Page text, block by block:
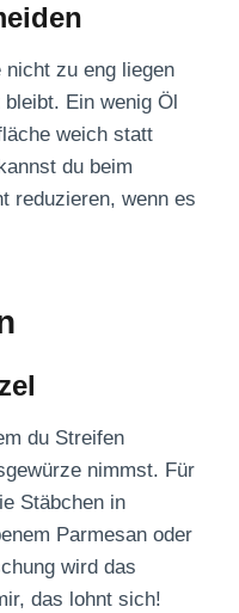
zu eng liegen
Ein wenig Öl
weich statt
du beim
reduzieren, wenn es
du Streifen
nimmst. Für
Stäbchen in
Parmesan oder
wird das
das lohnt sich!